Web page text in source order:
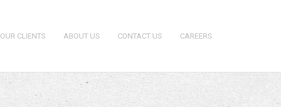
OUR CLIENTS ABOUT US CONTACT US CAREERS